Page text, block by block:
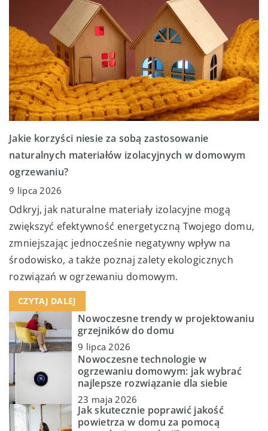
Jakie korzyści niesie za sobą zastosowanie
naturalnych materiałów izolacyjnych w domowym
ogrzewaniu?
9 lipca 2026
Odkryj, jak naturalne materiały izolacyjne mogą
zwiększyć efektywność energetyczną Twojego domu,
zmniejszając jednocześnie negatywny wpływ na
środowisko, a także poznaj zalety ekologicznych
rozwiązań w ogrzewaniu domowym.
CZYTAJ DALEJ
Nowoczesne trendy w projektowaniu
grzejników do domu
9 lipca 2026
Nowoczesne technologie w
ogrzewaniu domowym: jak wybrać
najlepsze rozwiązanie dla siebie
23 maja 2026
Jak skutecznie poprawić jakość
powietrza w domu za pomocą